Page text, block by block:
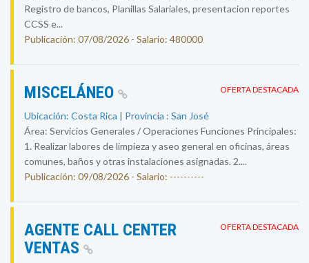
Registro de bancos, Planillas Salariales, presentacion reportes
CCSS e...
Publicación: 07/08/2026 - Salario: 480000
OFERTA DESTACADA
MISCELÁNEO
Ubicación: Costa Rica | Provincia : San José
Área: Servicios Generales / Operaciones Funciones Principales:
1. Realizar labores de limpieza y aseo general en oficinas, áreas
comunes, baños y otras instalaciones asignadas. 2....
Publicación: 09/08/2026 - Salario: ----------
OFERTA DESTACADA
AGENTE CALL CENTER
VENTAS